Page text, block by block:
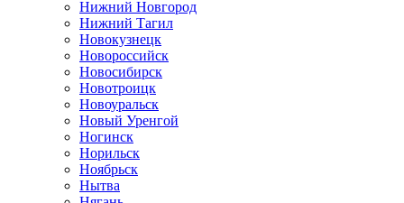
Нижний Новгород
Нижний Тагил
Новокузнецк
Новороссийск
Новосибирск
Новотроицк
Новоуральск
Новый Уренгой
Ногинск
Норильск
Ноябрьск
Нытва